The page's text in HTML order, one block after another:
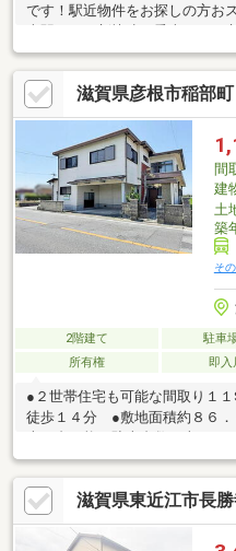
です！駅近物件をお探しの方お
●2020年8月建築です！全居室
居室へはLDKを通る間取りにな
る機会が増えますね！●小学校
（800ｍ）圏内にございます。
《周辺施設のおススメポイン
丸善 能登川店まで約550ｍ●フ
ｍ●能登川病院まで約600ｍ
滋賀県彦根市稲部
間
建
土
築
そ
2階建て 駐車
所有権
即入
●２世帯住宅も可能な間取り１
徒歩１４分 ●敷地面積約８６
記）※写真中の家具等の調度品
地、雑種地 ■駐車４台可能（
建物面積には車庫部分約１７．
面積はテープでの測量した数値
ある可能性があります。
滋賀県東近江市長